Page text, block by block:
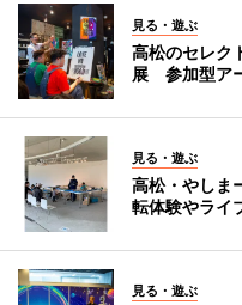
見る・遊ぶ
高松のセレク
展 参加型ア
見る・遊ぶ
高松・やしま
転体験やライ
見る・遊ぶ